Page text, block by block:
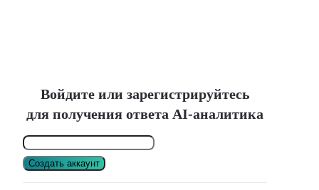
Войдите или зарегистрируйтесь
для получения ответа AI-аналитика
Создать аккаунт